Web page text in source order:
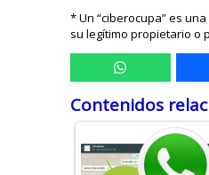
* Un “ciberocupa” es
su legítimo propietario o
Contenidos